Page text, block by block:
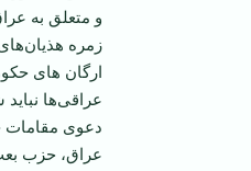
و متعلق به
زمره
ارگان های
عراقی‌ها
دعوی مقامات
عراق، حزب